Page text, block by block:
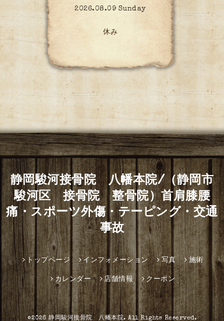
2026.08.09 Sunday
休み
静岡駿河接骨院 八幡本院/（静岡市
駿河区 接骨院 整骨院）首肩膝腰
痛・スポーツ外傷・テーピング・交通
事故
トップページ インフォメーション 写真 施術
カレンダー 店舗情報 クーポン
©2026静岡駿河接骨院 八幡本院. All Rights Reserved.